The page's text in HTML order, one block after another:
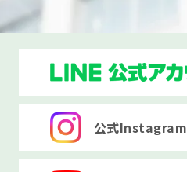
公式Instagram